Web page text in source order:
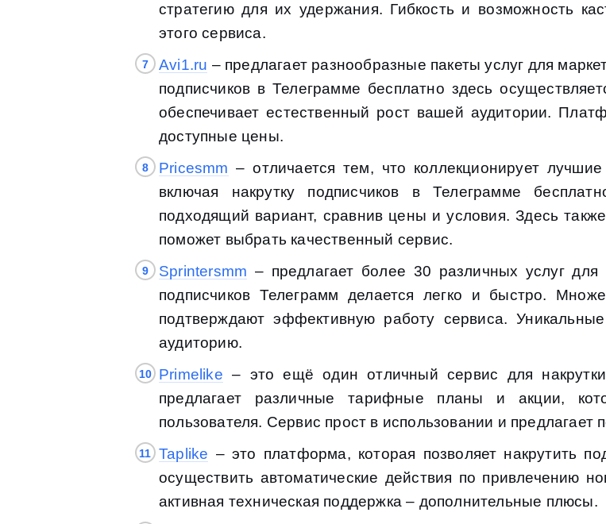
стратегию для их удержания. Гибкость и возможность
этого сервиса.
Avi1.ru – предлагает разнообразные пакеты услуг для
подписчиков в Телеграмме бесплатно здесь
обеспечивает естественный рост вашей аудитории.
доступные цены.
Pricesmm – отличается тем, что коллекционирует
включая накрутку подписчиков в Телеграмме
подходящий вариант, сравнив цены и условия. Здесь
поможет выбрать качественный сервис.
Sprintersmm – предлагает более 30 различных услуг
подписчиков Телеграмм делается легко и быстро.
подтверждают эффективную работу сервиса.
аудиторию.
Primelike – это ещё один отличный сервис для
предлагает различные тарифные планы и акции,
пользователя. Сервис прост в использовании и предлагает
Taplike – это платформа, которая позволяет накрутить
осуществить автоматические действия по привлечению
активная техническая поддержка – дополнительные плюсы.